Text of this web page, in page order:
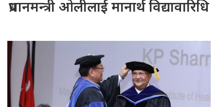
प्रधानमन्त्री ओलीलाई मानार्थ विद्यावारिधि